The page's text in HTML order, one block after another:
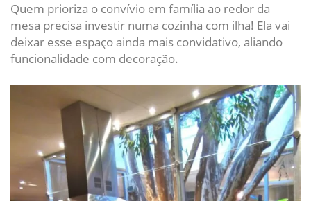
Quem prioriza o convívio em família ao redor da
mesa precisa investir numa cozinha com ilha! Ela vai
deixar esse espaço ainda mais convidativo, aliando
funcionalidade com decoração.